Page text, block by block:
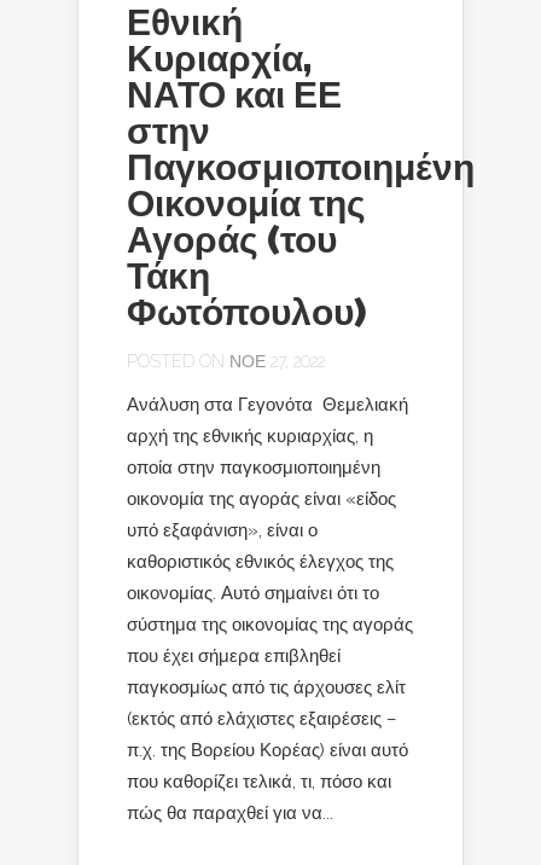
Εθνική
Κυριαρχία,
ΝΑΤΟ και ΕΕ
στην
Παγκοσμιοποιημένη
Οικονομία της
Αγοράς (του
Τάκη
Φωτόπουλου)
POSTED ON ΝΟΈ 27, 2022
Ανάλυση στα Γεγονότα Θεμελιακή
αρχή της εθνικής κυριαρχίας, η
οποία στην παγκοσμιοποιημένη
οικονομία της αγοράς είναι «είδος
υπό εξαφάνιση», είναι ο
καθοριστικός εθνικός έλεγχος της
οικονομίας. Αυτό σημαίνει ότι το
σύστημα της οικονομίας της αγοράς
που έχει σήμερα επιβληθεί
παγκοσμίως από τις άρχουσες ελίτ
(εκτός από ελάχιστες εξαιρέσεις –
π.χ. της Βορείου Κορέας) είναι αυτό
που καθορίζει τελικά, τι, πόσο και
πώς θα παραχθεί για να...